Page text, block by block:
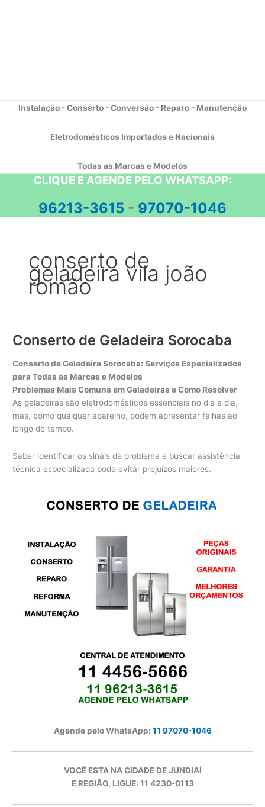
Instalação - Conserto - Conversão - Reparo - Manutenção
Eletrodomésticos Importados e Nacionais
Todas as Marcas e Modelos
CLIQUE E AGENDE PELO WHATSAPP:
96213-3615 - 97070-1046
conserto de
geladeira vila joão
romão
Conserto de Geladeira Sorocaba
Conserto de Geladeira Sorocaba: Serviços Especializados
para Todas as Marcas e Modelos
Problemas Mais Comuns em Geladeiras e Como Resolver
As geladeiras são eletrodomésticos essenciais no dia a dia,
mas, como qualquer aparelho, podem apresentar falhas ao
longo do tempo.
Saber identificar os sinais de problema e buscar assistência
técnica especializada pode evitar prejuízos maiores.
Agende pelo WhatsApp: 11 97070-1046
VOCÊ ESTA NA CIDADE DE JUNDIAÍ
E REGIÃO, LIGUE: 11 4230-0113